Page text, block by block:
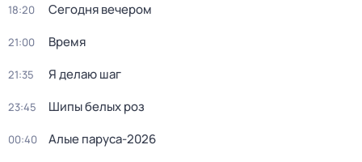
18:20 Сегодня вечером
21:00 Время
21:35 Я делаю шаг
23:45 Шипы белых роз
00:40 Алые паруса-2026